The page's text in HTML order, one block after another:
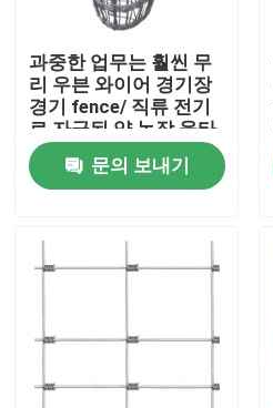
홈
회사 소개
과중한 업무는 훨씬 무
리 우븐 와이어 경기장
경기 fence/ 직류 전기
로 자극된 양 농장 울타
리 공장 Price/ 2.2 밀리
미터 2.5 밀리미터 2.7
밀리미터 와이어를 고
문의 보내기